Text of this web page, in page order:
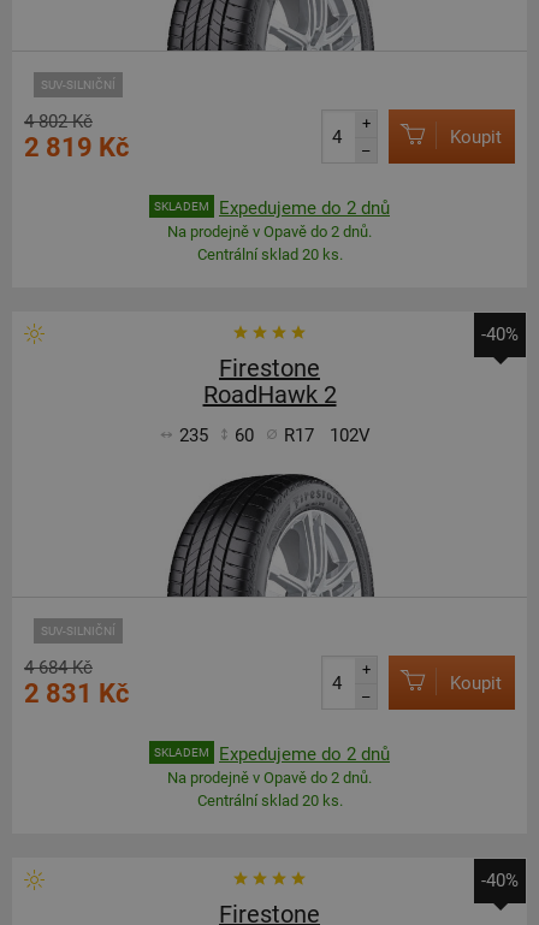
SUV-SILNIČNÍ
4 802 Kč
2 819 Kč
+
–
Koupit
SKLADEM Expedujeme do 2 dnů
Na prodejně v Opavě do 2 dnů.
Centrální sklad 20 ks.
-40%
Firestone
RoadHawk 2
235 60 R17 102V
SUV-SILNIČNÍ
4 684 Kč
2 831 Kč
+
–
Koupit
SKLADEM Expedujeme do 2 dnů
Na prodejně v Opavě do 2 dnů.
Centrální sklad 20 ks.
-40%
Firestone